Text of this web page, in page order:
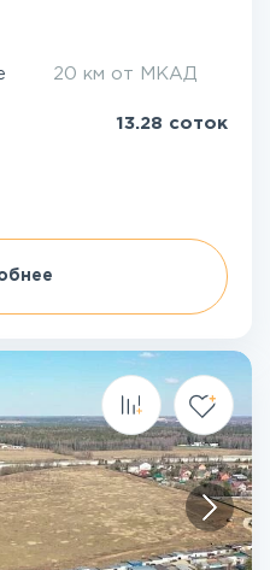
20 км от МКАД
13.28 соток